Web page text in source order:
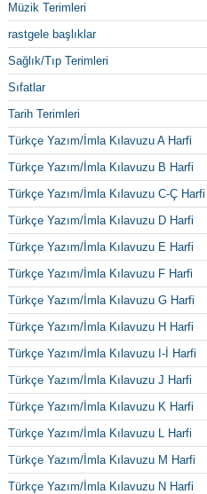
Müzik Terimleri
rastgele başlıklar
Sağlık/Tıp Terimleri
Sıfatlar
Tarih Terimleri
Türkçe Yazım/İmla Kılavuzu A Harfi
Türkçe Yazım/İmla Kılavuzu B Harfi
Türkçe Yazım/İmla Kılavuzu C-Ç Harfi
Türkçe Yazım/İmla Kılavuzu D Harfi
Türkçe Yazım/İmla Kılavuzu E Harfi
Türkçe Yazım/İmla Kılavuzu F Harfi
Türkçe Yazım/İmla Kılavuzu G Harfi
Türkçe Yazım/İmla Kılavuzu H Harfi
Türkçe Yazım/İmla Kılavuzu I-İ Harfi
Türkçe Yazım/İmla Kılavuzu J Harfi
Türkçe Yazım/İmla Kılavuzu K Harfi
Türkçe Yazım/İmla Kılavuzu L Harfi
Türkçe Yazım/İmla Kılavuzu M Harfi
Türkçe Yazım/İmla Kılavuzu N Harfi